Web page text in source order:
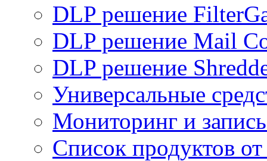
DLP решение
DLP решение Mail
DLP решение
Универсальные
Мониторинг и
Список продуктов